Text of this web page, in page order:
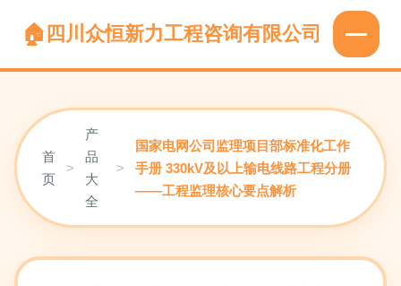
四川众恒新力工程咨询有限公司
首
页
>
产
品
大
全
>
国家电网公司监理项目部标准化工作
手册 330kV及以上输电线路工程分册
——工程监理核心要点解析